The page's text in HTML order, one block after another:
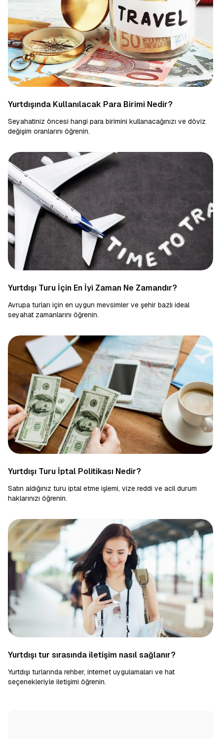
Yurtdışında Kullanılacak Para Birimi Nedir?
Seyahatiniz öncesi hangi para birimini kullanacağınızı ve döviz
değişim oranlarını öğrenin.
Yurtdışı Turu İçin En İyi Zaman Ne Zamandır?
Avrupa turları için en uygun mevsimler ve şehir bazlı ideal
seyahat zamanlarını öğrenin.
Yurtdışı Turu İptal Politikası Nedir?
Satın aldığınız turu iptal etme işlemi, vize reddi ve acil durum
haklarınızı öğrenin.
Yurtdışı tur sırasında iletişim nasıl sağlanır?
Yurtdışı turlarında rehber, internet uygulamaları ve hat
seçenekleriyle iletişimi öğrenin.